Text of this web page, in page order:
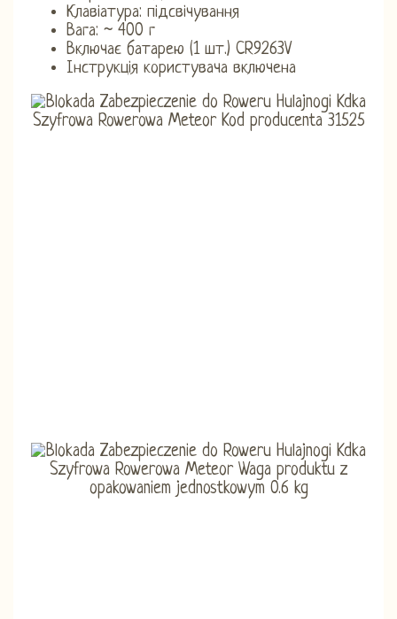
Клавіатура: підсвічування
Вага: ~ 400 г
Включає батарею (1 шт.) CR9263V
Інструкція користувача включена